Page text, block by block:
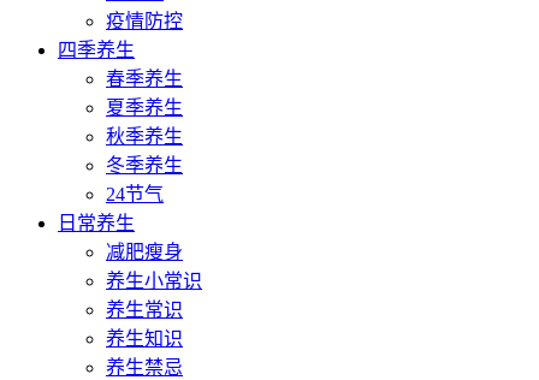
疫情防控
四季养生
春季养生
夏季养生
秋季养生
冬季养生
24节气
日常养生
减肥瘦身
养生小常识
养生常识
养生知识
养生禁忌